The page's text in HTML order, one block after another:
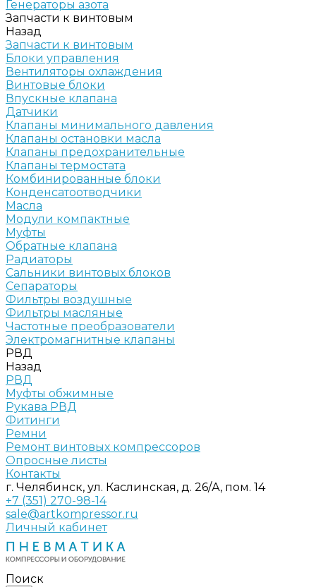
Генераторы азота
Запчасти к винтовым
Назад
Запчасти к винтовым
Блоки управления
Вентиляторы охлаждения
Винтовые блоки
Впускные клапана
Датчики
Клапаны минимального давления
Клапаны остановки масла
Клапаны предохранительные
Клапаны термостата
Комбинированные блоки
Конденсатоотводчики
Масла
Модули компактные
Муфты
Обратные клапана
Радиаторы
Сальники винтовых блоков
Сепараторы
Фильтры воздушные
Фильтры масляные
Частотные преобразователи
Электромагнитные клапаны
РВД
Назад
РВД
Муфты обжимные
Рукава РВД
Фитинги
Ремни
Ремонт винтовых компрессоров
Опросные листы
Контакты
г. Челябинск, ул. Каслинская, д. 26/А, пом. 14
+7 (351) 270-98-14
sale@artkompressor.ru
Личный кабинет
Поиск